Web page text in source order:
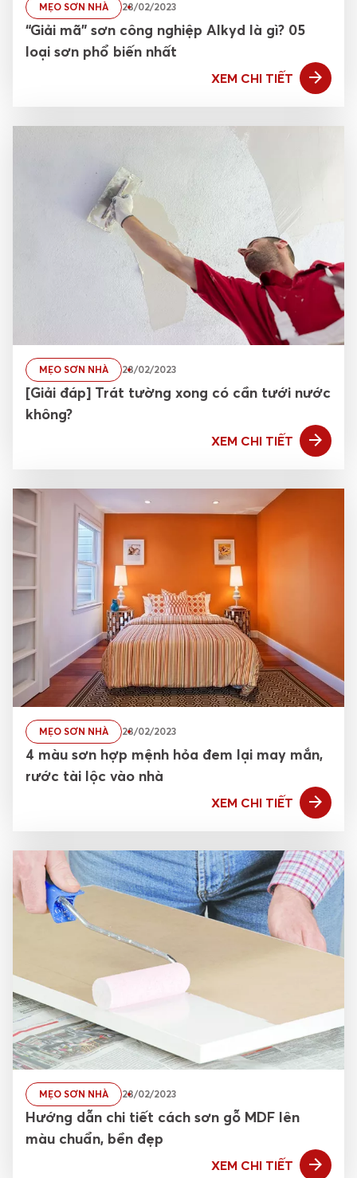
MẸO SƠN NHÀ 28/02/2023
“Giải mã” sơn công nghiệp Alkyd là gì? 05
loại sơn phổ biến nhất
XEM CHI TIẾT
MẸO SƠN NHÀ 28/02/2023
[Giải đáp] Trát tường xong có cần tưới nước
không?
XEM CHI TIẾT
MẸO SƠN NHÀ 28/02/2023
4 màu sơn hợp mệnh hỏa đem lại may mắn,
rước tài lộc vào nhà
XEM CHI TIẾT
MẸO SƠN NHÀ 28/02/2023
Hướng dẫn chi tiết cách sơn gỗ MDF lên
màu chuẩn, bền đẹp
XEM CHI TIẾT